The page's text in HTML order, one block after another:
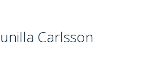
Carlsson